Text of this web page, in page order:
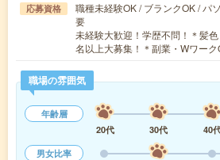
応募資格
職種未経験OK / ブランクOK / パ
要
未経験大歓迎！学歴不問！＊髪
名以上大募集！＊副業・Wワーク
職場の雰囲気
年齢層
20代
30代 40
男女比率